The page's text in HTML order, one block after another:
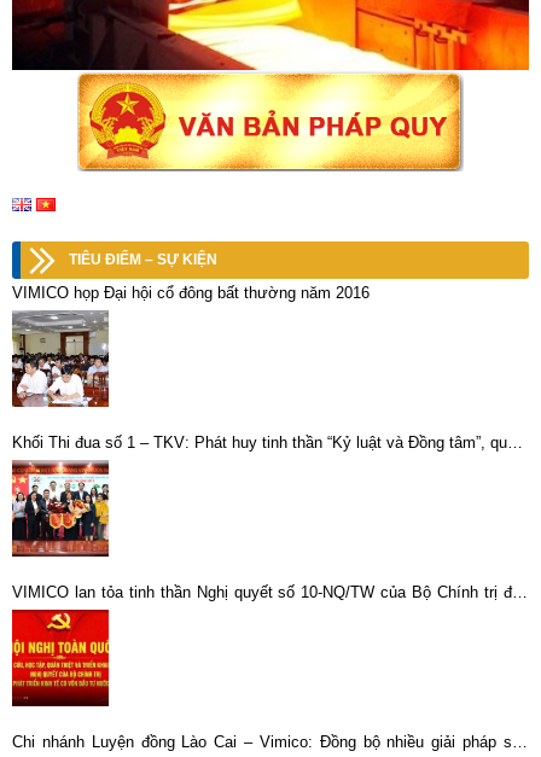
TIÊU ĐIỂM – SỰ KIỆN
VIMICO họp Đại hội cổ đông bất thường năm 2016
Khối Thi đua số 1 – TKV: Phát huy tinh thần “Kỷ luật và Đồng tâm”, quyết
tâm bứt phá trong năm 2026
VIMICO lan tỏa tinh thần Nghị quyết số 10-NQ/TW của Bộ Chính trị đến
toàn thể cán bộ, đảng viên
Chi nhánh Luyện đồng Lào Cai – Vimico: Đồng bộ nhiều giải pháp sản